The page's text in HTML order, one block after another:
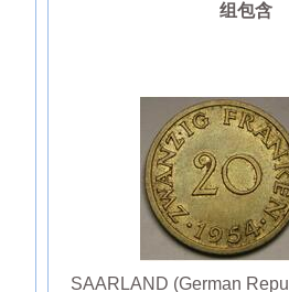
组包含
SAARLAND (German